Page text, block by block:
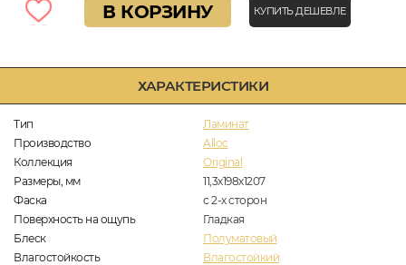
ХАРАКТЕРИСТИКИ
Тип
Ламинат
Производство
Alloc
Коллекция
Original
Размеры, мм
11,3х198х1207
Фаска
с 2-х сторон
Поверхность на ощупь
Гладкая
Блеск
Полуматовый
Влагостойкость
Влагостойкий
В КОРЗИНУ КУПИТЬ ДЕШЕВЛЕ